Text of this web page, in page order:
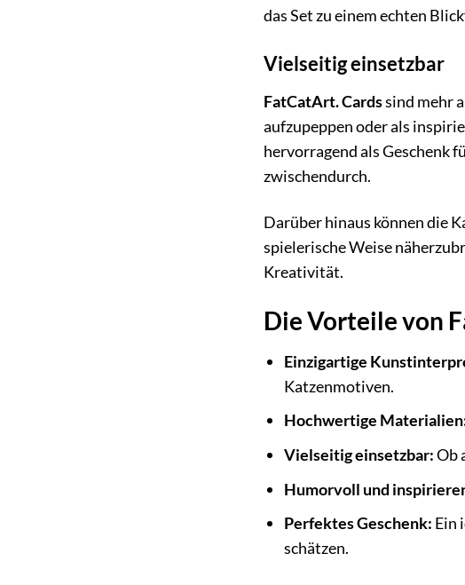
das Set zu einem echten
Vielseitig einsetzbar
FatCatArt. Cardssind mehr
aufzupeppen oder als
hervorragend als Geschenk
zwischendurch.
Darüber hinaus können die
spielerische Weise
Kreativität.
Die Vorteile von
Einzigartige
Katzenmotiven.
Hochwertige
Vielseitig einsetzbar:Ob
Humorvoll und
Perfektes Geschenk: Ein
schätzen.